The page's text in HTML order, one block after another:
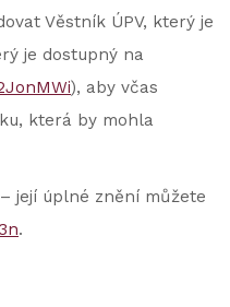
Věstník ÚPV, který je
je dostupný na
), aby včas
která by mohla
její úplné znění můžete
.